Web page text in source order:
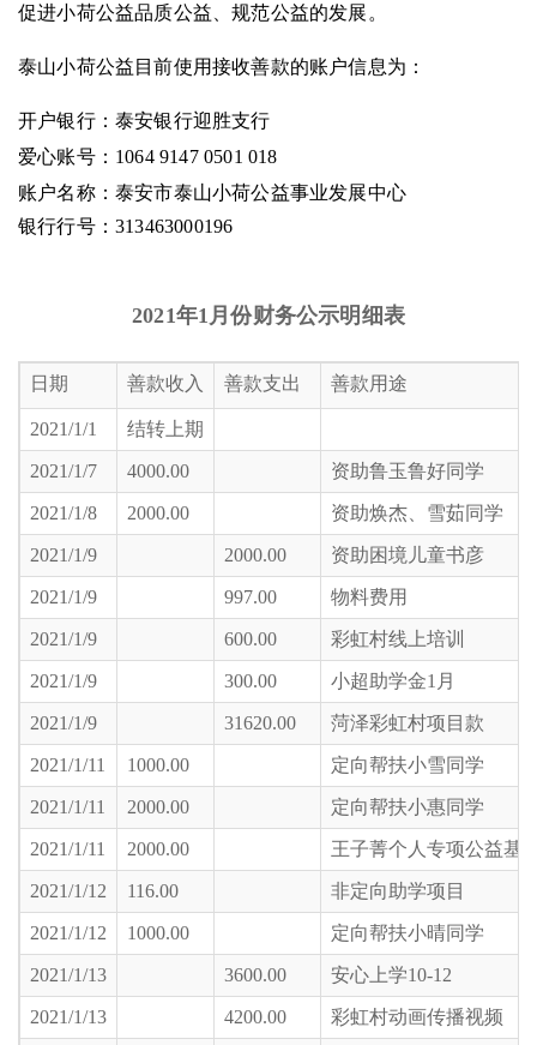
促进小荷公益品质公益、规范公益的发展。
泰山小荷公益目前使用接收善款的账户信息为：
开户银行：泰安银行迎胜支行
爱心账号： 1064 9147 0501 018
账户名称：泰安市泰山小荷公益事业发展中心
银行行号：313463000196
2021年1月份财务公示明细表
日期 善款收入 善款支出 善款用途
2021/1/1 结转上期
2021/1/7 4000.00 资助鲁玉鲁好同学
2021/1/8 2000.00 资助焕杰、雪茹同学
2021/1/9 2000.00 资助困境儿童书彦
2021/1/9 997.00 物料费用
2021/1/9 600.00 彩虹村线上培训
2021/1/9 300.00 小超助学金1月
2021/1/9 31620.00 菏泽彩虹村项目款
2021/1/11 1000.00 定向帮扶小雪同学
2021/1/11 2000.00 定向帮扶小惠同学
2021/1/11 2000.00 王子菁个人专项公益基
2021/1/12 116.00 非定向助学项目
2021/1/12 1000.00 定向帮扶小晴同学
2021/1/13 3600.00 安心上学10-12
2021/1/13 4200.00 彩虹村动画传播视频